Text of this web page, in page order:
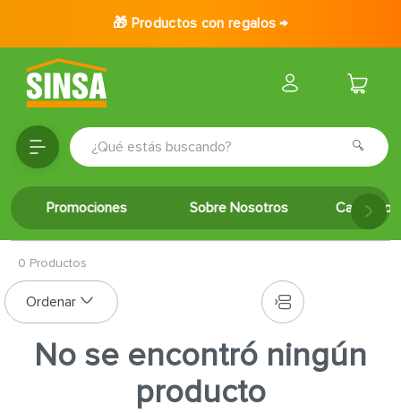
🎁 Productos con regalos →
¿Qué estás buscando?
Promociones Sobre Nosotros Catálogo
0 Productos
No se encontró ningún
producto
TÉRMINOS MÁS BUSCADOS
1.
porcelanato
2.
ceramica
baldosa
cerradura
6.
fachaleta
7.
inodoro